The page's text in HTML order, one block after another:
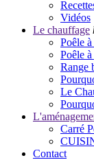
Vidéos
Le chauffage
Poêle
Poêle
Range
Le
Carré
Contact